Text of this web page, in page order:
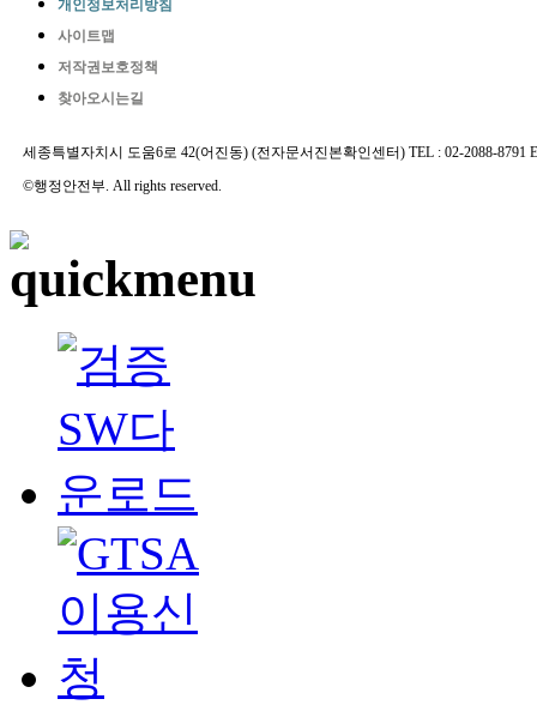
개인정보처리방침
사이트맵
저작권보호정책
찾아오시는길
세종특별자치시 도움6로 42(어진동) (전자문서진본확인센터) TEL : 02-2088-8791
©행정안전부. All rights reserved.